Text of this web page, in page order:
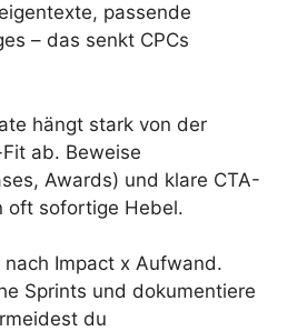
passende
– das senkt CPCs
hängt stark von der
ab. Beweise
Awards) und klare CTA-
oft sofortige Hebel.
nach Impact x Aufwand.
Sprints und dokumentiere
du